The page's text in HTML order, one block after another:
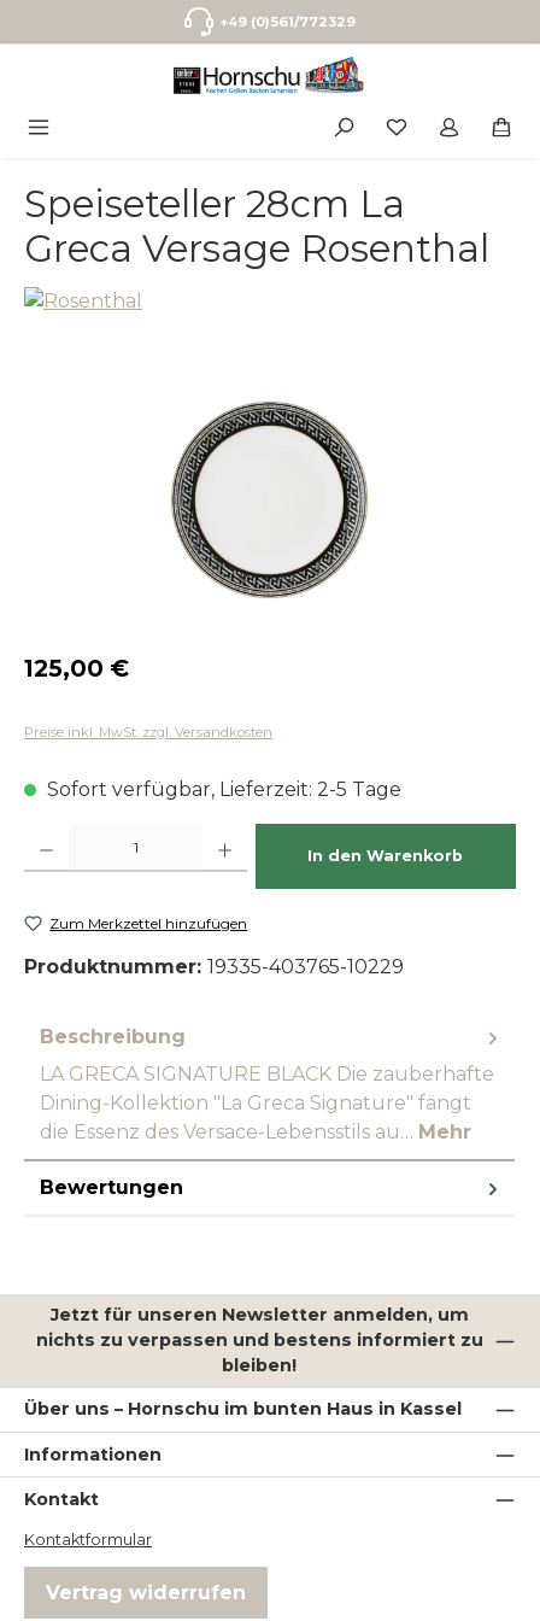
Zum Hauptinhalt springen+49 (0)561/772329
Speiseteller 28cm La
Greca Versage Rosenthal
Regulärer Preis:
125,00 €
Preise inkl. MwSt. zzgl. Versandkosten
Sofort verfügbar, Lieferzeit: 2-5 Tage
In den Warenkorb
Zum Merkzettel hinzufügen
Produktnummer: 19335-403765-10229
Beschreibung
LA GRECA SIGNATURE BLACK Die zauberhafte
Dining-Kollektion "La Greca Signature" fängt
die Essenz des Versace-Lebensstils au… Mehr
Bewertungen
Jetzt für unseren Newsletter anmelden, um
nichts zu verpassen und bestens informiert zu
bleiben!
Über uns – Hornschu im bunten Haus in Kassel
Informationen
Kontakt
Kontaktformular
Vertrag widerrufen